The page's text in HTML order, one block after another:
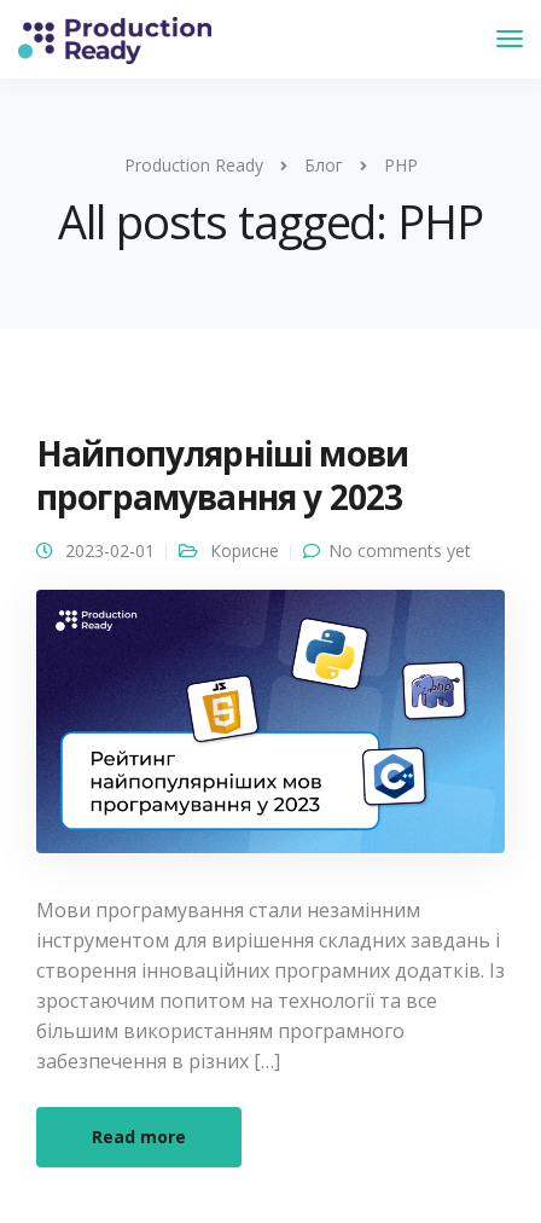
Production Ready Блог PHP
All posts tagged: PHP
Найпопулярніші мови
програмування у 2023
2023-02-01 Корисне No comments yet
Мови програмування стали незамінним
інструментом для вирішення складних завдань і
створення інноваційних програмних додатків. Із
зростаючим попитом на технології та все
більшим використанням програмного
забезпечення в різних […]
Read more